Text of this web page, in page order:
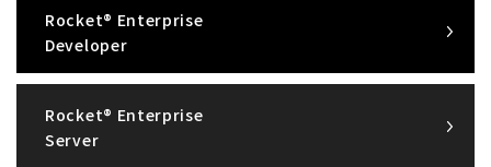
Rocket® Enterprise
Developer
Rocket® Enterprise
Server